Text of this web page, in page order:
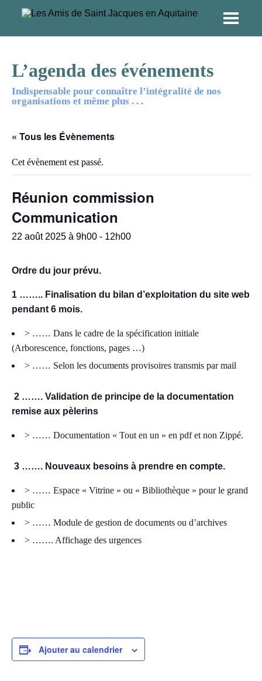
L’agenda des événements
Indispensable pour connaître l’intégralité de nos
organisations et même plus . . .
« Tous les Évènements
Cet évènement est passé.
Réunion commission
Communication
22 août 2025 à 9h00 - 12h00
Ordre du jour prévu.
1 …….. Finalisation du bilan d’exploitation du site web
pendant 6 mois.
> …… Dans le cadre de la spécification initiale
(Arborescence, fonctions, pages …)
> …… Selon les documents provisoires transmis par mail
2 ……. Validation de principe de la documentation
remise aux pèlerins
> …… Documentation « Tout en un » en pdf et non Zippé.
3 ……. Nouveaux besoins à prendre en compte.
> …… Espace « Vitrine » ou « Bibliothèque » pour le grand
public
> …… Module de gestion de documents ou d’archives
> ……. Affichage des urgences
Ajouter au calendrier